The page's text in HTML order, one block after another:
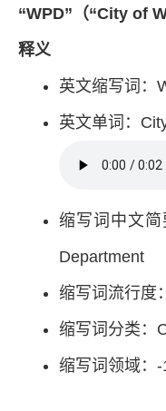
“WPD”（“City of
释义
英文缩写词：
英文单词：
缩写词中文
Department
缩写词流行度
缩写词分类：
缩写词领域：-